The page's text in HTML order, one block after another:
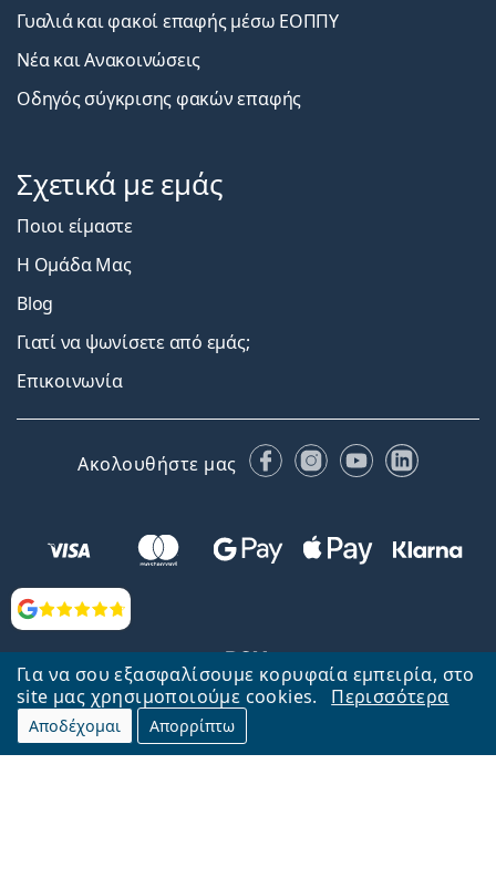
Για να σου εξασφαλίσουμε κορυφαία εμπειρία, στο
site μας χρησιμοποιούμε cookies.
Περισσότερα
Αποδέχομαι Απορρίπτω
Αξιολογήσεις
Γυαλιά και φακοί επαφής μέσω ΕΟΠΠΥ
Νέα και Ανακοινώσεις
Οδηγός σύγκρισης φακών επαφής
Σχετικά με εμάς
Ποιοι είμαστε
Η Ομάδα Μας
Blog
Γιατί να ψωνίσετε από εμάς;
Επικοινωνία
Ακολουθήστε μας FacebookInstagram
YouTubeLinkedIn
Επιστροφή στην αρχική σελίδα